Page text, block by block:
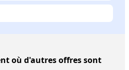
où d'autres offres sont